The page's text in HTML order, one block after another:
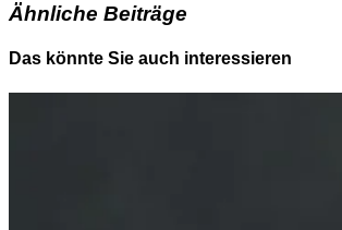
Ähnliche Beiträge
Das könnte Sie auch interessieren